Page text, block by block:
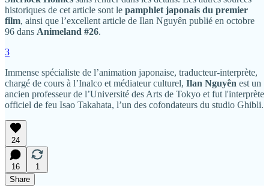
historiques de cet article sont le pamphlet japonais du premier
film, ainsi que l’excellent article de Ilan Nguyên publié en octobre
96 dans Animeland #26.
3
Immense spécialiste de l’animation japonaise, traducteur-interprète,
chargé de cours à l’Inalco et médiateur culturel, Ilan Nguyên est un
ancien professeur de l’Université des Arts de Tokyo et fut l'interprète
officiel de feu Isao Takahata, l’un des cofondateurs du studio Ghibli.
24
16
1
Share